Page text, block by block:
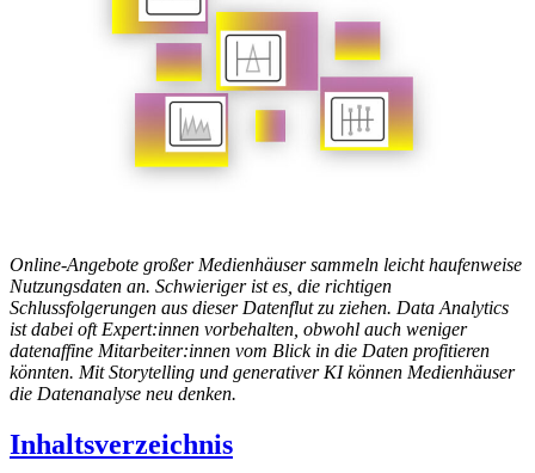
Online-Angebote großer Medienhäuser sammeln leicht haufenweise
Nutzungsdaten an. Schwieriger ist es, die richtigen
Schlussfolgerungen aus dieser Datenflut zu ziehen. Data Analytics
ist dabei oft Expert:innen vorbehalten, obwohl auch weniger
datenaffine Mitarbeiter:innen vom Blick in die Daten profitieren
könnten. Mit Storytelling und generativer KI können Medienhäuser
die Datenanalyse neu denken.
Inhaltsverzeichnis